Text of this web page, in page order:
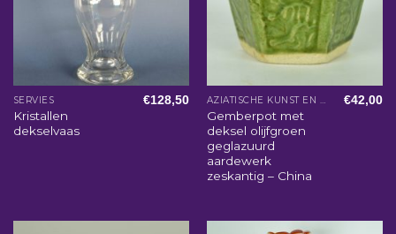
SERVIES
Kristallen
dekselvaas
€128,50 AZIATISCHE KUNST EN WOONACCESSOIRES
Gemberpot met
deksel olijfgroen
geglazuurd
aardewerk
zeskantig – China
€42,00